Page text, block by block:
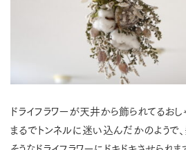
ドライフラワーが天井から飾られてるおし
まるでトンネルに迷い込んだかのようで